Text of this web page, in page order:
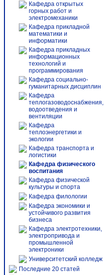
Кафедра открытых
горных работ и
электромеханики
Кафедра прикладной
математики и
информатики
Кафедра прикладных
информационных
технологий и
программирования
Кафедра социально-
гуманитарных дисциплин
Кафедра
теплогазоводоснабжения,
водоотведения и
вентиляции
Кафедра
теплоэнергетики и
экологии
Кафедра транспорта и
логистики
Кафедра физического
воспитания
Кафедра физической
культуры и спорта
Кафедра филологии
Кафедра экономики и
устойчивого развития
бизнеса
Кафедра электротехники,
электропривода и
промышленной
электроники
Университетский колледж
Последние 20 статей